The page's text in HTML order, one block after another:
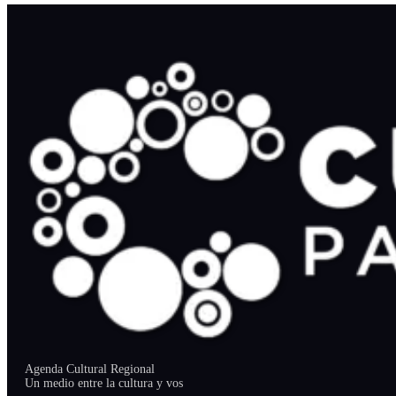
Agenda Cultural Regional
Un medio entre la cultura y vos